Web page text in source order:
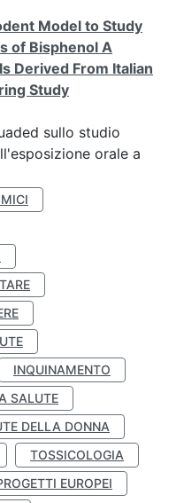
Model to Study
of Bisphenol A
Derived From Italian
Study
sullo studio
orale a
INQUINAMENTO
SALUTE
DELLA DONNA
TOSSICOLOGIA
EUROPEI